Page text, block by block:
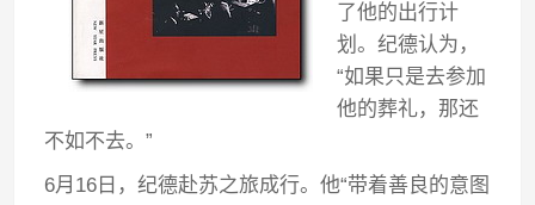
了他的出行计
划。纪德认为，
“如果只是去参加
他的葬礼，那还
不如不去。”
6月16日，纪德赴苏之旅成行。他“带着善良的意图